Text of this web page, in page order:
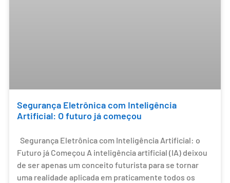
Segurança Eletrônica com Inteligência
Artificial: O futuro já começou
Segurança Eletrônica com Inteligência Artificial: o
Futuro já Começou A inteligência artificial (IA) deixou
de ser apenas um conceito futurista para se tornar
uma realidade aplicada em praticamente todos os